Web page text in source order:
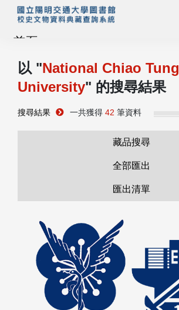
首頁
藏品查詢
校史館簡介
管理者登入
以 "National Chiao Tung
University" 的搜尋結果
搜尋結果 一共獲得 42 筆資料
藏品搜尋
全部匯出
匯出清單